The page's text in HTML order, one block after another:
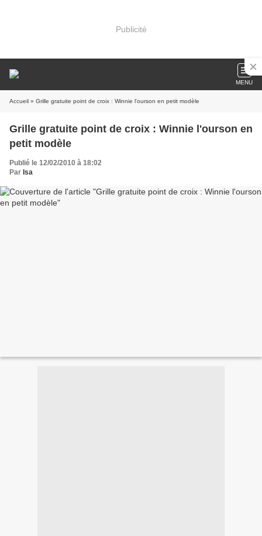
Publicité
MENU
Accueil » Grille gratuite point de croix : Winnie l'ourson en petit modèle
Grille gratuite point de croix : Winnie l'ourson en
petit modèle
Publié le 12/02/2010 à 18:02
Par Isa